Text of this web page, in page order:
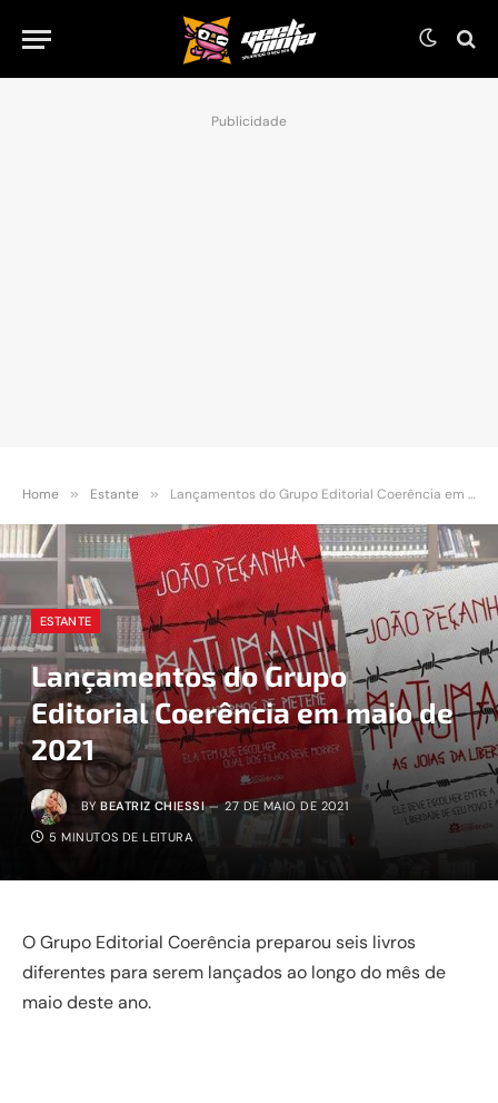
Publicidade
Home » Estante » Lançamentos do Grupo Editorial Coerência em maio de 2021
ESTANTE
Lançamentos do Grupo
Editorial Coerência em maio de
2021
BY BEATRIZ CHIESSI 27 DE MAIO DE 2021
5 MINUTOS DE LEITURA
O Grupo Editorial Coerência preparou seis livros
diferentes para serem lançados ao longo do mês de
maio deste ano.